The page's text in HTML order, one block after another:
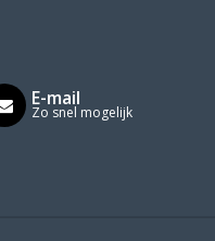
E-mail
Zo snel mogelijk